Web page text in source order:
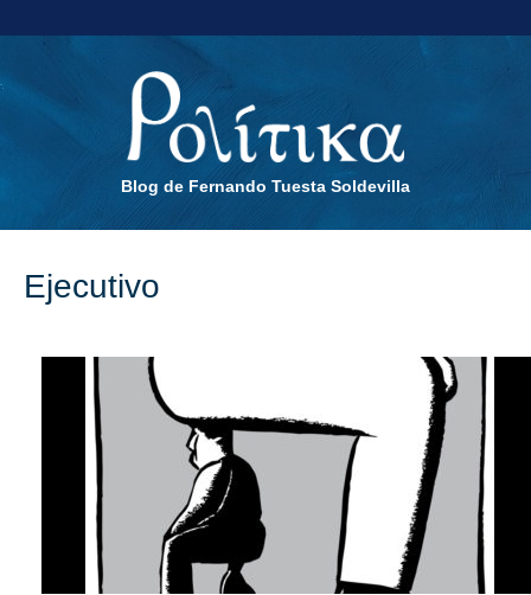
Blog de Fernando Tuesta Soldevilla
Ejecutivo